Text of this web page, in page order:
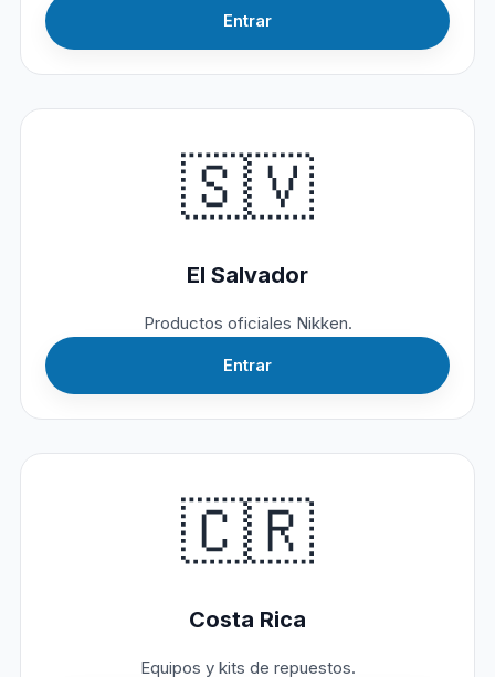
Entrar
🇸🇻
El Salvador
Productos oficiales Nikken.
Entrar
🇨🇷
Costa Rica
Equipos y kits de repuestos.